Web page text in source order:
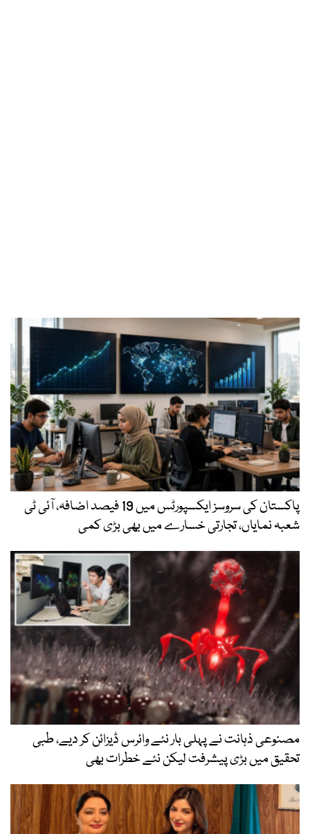
پاکستان کی سروسز ایکسپورٹس میں 19 فیصد اضافہ، آئی ٹی
شعبہ نمایاں، تجارتی خسارے میں بھی بڑی کمی
مصنوعی ذہانت نے پہلی بار نئے وائرس ڈیزائن کر دیے، طبی
تحقیق میں بڑی پیشرفت لیکن نئے خطرات بھی